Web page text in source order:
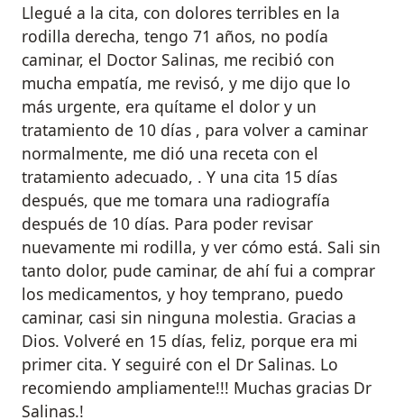
Llegué a la cita, con dolores terribles en la
rodilla derecha, tengo 71 años, no podía
caminar, el Doctor Salinas, me recibió con
mucha empatía, me revisó, y me dijo que lo
más urgente, era quítame el dolor y un
tratamiento de 10 días , para volver a caminar
normalmente, me dió una receta con el
tratamiento adecuado, . Y una cita 15 días
después, que me tomara una radiografía
después de 10 días. Para poder revisar
nuevamente mi rodilla, y ver cómo está. Sali sin
tanto dolor, pude caminar, de ahí fui a comprar
los medicamentos, y hoy temprano, puedo
caminar, casi sin ninguna molestia. Gracias a
Dios. Volveré en 15 días, feliz, porque era mi
primer cita. Y seguiré con el Dr Salinas. Lo
recomiendo ampliamente!!! Muchas gracias Dr
Salinas.!